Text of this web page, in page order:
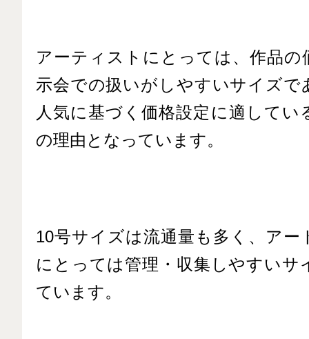
アーティストにとっては、作品の
示会での扱いがしやすいサイズで
人気に基づく価格設定に適してい
の理由となっています。
10号サイズは流通量も多く、アー
にとっては管理・収集しやすいサ
ています。